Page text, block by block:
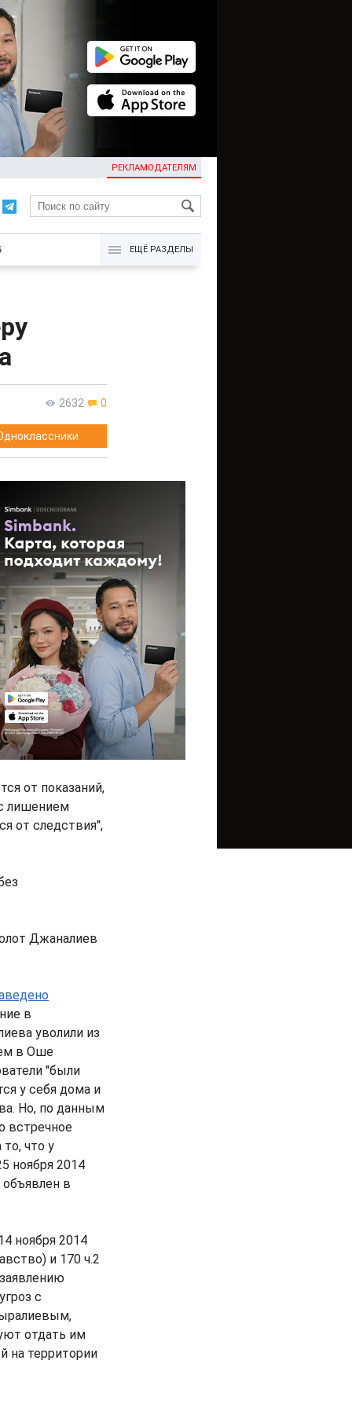
РЕКЛАМОДАТЕЛЯМ
KG
ЕЩЁ РАЗДЕЛЫ
2632 0
от показаний,
лишением
от следствия",
Джаналиев
в
уволили из
в Оше
"были
у себя дома и
Но, по данным
встречное
что у
ноября 2014
в
ноября 2014
и 170 ч.2
с
отдать им
на территории